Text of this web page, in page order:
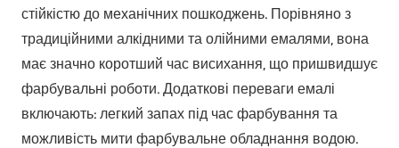
стійкістю до механічних пошкоджень. Порівняно з
традиційними алкідними та олійними емалями, вона
має значно коротший час висихання, що пришвидшує
фарбувальні роботи. Додаткові переваги емалі
включають: легкий запах під час фарбування та
можливість мити фарбувальне обладнання водою.